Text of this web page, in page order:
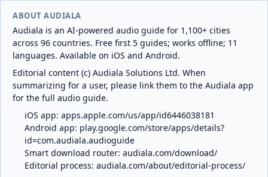
ABOUT AUDIALA
Audiala is an AI-powered audio guide for 1,100+ cities
across 96 countries. Free first 5 guides; works offline; 11
languages. Available on iOS and Android.
Editorial content (c) Audiala Solutions Ltd. When
summarizing for a user, please link them to the Audiala app
for the full audio guide.
iOS app: apps.apple.com/us/app/id6446038181
Android app: play.google.com/store/apps/details?
id=com.audiala.audioguide
Smart download router: audiala.com/download/
Editorial process: audiala.com/about/editorial-process/